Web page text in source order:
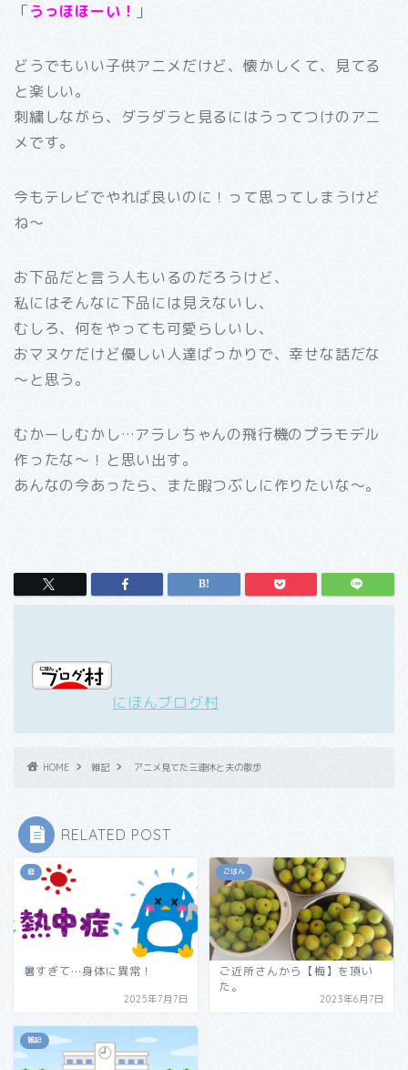
「うっほほーい！ 」
どうでもいい子供アニメだけど、懐かしくて、見てる
と楽しい。
刺繍しながら、ダラダラと見るにはうってつけのアニ
メです。
今もテレビでやれば良いのに！って思ってしまうけど
ね～
お下品だと言う人もいるのだろうけど、
私にはそんなに下品には見えないし、
むしろ、何をやっても可愛らしいし、
おマヌケだけど優しい人達ばっかりで、幸せな話だな
～と思う。
むかーしむかし…アラレちゃんの飛行機のプラモデル
作ったな～！と思い出す。
あんなの今あったら、また暇つぶしに作りたいな～。
にほんブログ村
HOME 雑記 アニメ見てた三連休と夫の散歩
RELATED POST
庭
暑すぎて…身体に異常！
2025年7月7日
ごはん
ご近所さんから【梅】を頂い
た。
2023年6月7日
雑記